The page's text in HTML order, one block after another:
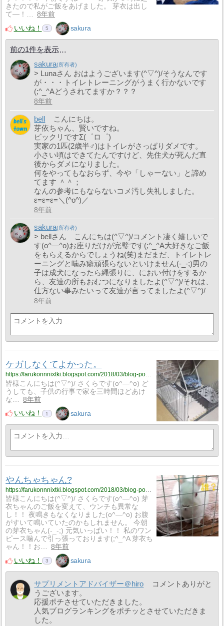
きたので私がご飯をあげました。 芽衣は出し
て―！…
8年前
いいね！
5 sakura
前の1件を表示
sakura
> Lunaさん おはようございます(^▽^)/そうなんです
が・・・トイレトレーニングがうまく行かないです
(;^_^Aどうされてますか？？？
8年前
bell
こんにちは。
芽依ちゃん、賢いですね。
ビックリですΣ(゜ロ゜)
実家の1匹(2歳半♂)はトイレがさっぱりダメです。
小さい頃はできてたんですけど、先住犬が死んだ直
後からダメになりました。
何をやってもなおらず、今や「しゃーない」と諦め
てます ＾＾；
なんの参考にもならないコメ汚し失礼しました。
ε=ε=ε=＼(^o^)／
8年前
sakura
> bellさん こんにちは(^▽^)/コメント凄く嬉しいで
す(o^―^o)お座りだけが完璧です(;^_^A大好きなご飯
をもらえるからでしょうね(笑)まだまだ、トイレトレ
ーニングと噛み癖頑張らないといけません(-_-;)男の
子は成犬になったら縄張りに、におい付けをするか
ら、友達の所もおむつになりましたよ(^▽^)/それは、
仕方ない事みたいって友達が言ってましたよ(^▽^)/
8年前
ケガしなくてよかった。
https://farukonnnixtki.blogspot.com/2018/03/blog-post_20.html
皆様こんにちは(^▽^)/ さくらです(o^―^o) ど
うしても、子供の行事で家を三時間ほどあけ
な…
8年前
いいね！
1 sakura
やんちゃちゃん?
皆様こんにちは(^▽^)/ さくらです(o^―^o) 芽
衣ちゃんのご飯を変えて、ウンチも異常な
し！！ 夜鳴きもなくなりました(o^―^o) お腹
がすいて鳴いていたのかもしれません。 今朝
の芽衣ちゃん(-_-;) 元気いっぱい！！ 私のワン
ピース噛んで引っ張っております(;^_^A 芽衣ち
ゃん！！お…
8年前
いいね！
3 sakura
サプリメントアドバイザー＠hiro
コメントありがと
うございます。
応援ポチさせていただきました。
人気ブログランキングをポチッとさせていただきま
した。